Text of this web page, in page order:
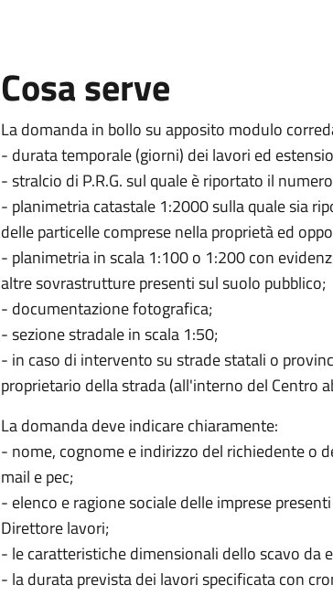
Cosa serve
La domanda in bollo su apposito modulo
- durata temporale (giorni) dei lavori ed
- stralcio di P.R.G. sul quale è riportato il
- planimetria catastale 1:2000 sulla quale sia
delle particelle comprese nella proprietà ed
- planimetria in scala 1:100 o 1:200 con
altre sovrastrutture presenti sul suolo pubblico;
- documentazione fotografica;
- sezione stradale in scala 1:50;
- in caso di intervento su strade statali o
proprietario della strada (all'interno del Centro
La domanda deve indicare chiaramente:
- nome, cognome e indirizzo del richiedente o
mail e pec;
- elenco e ragione sociale delle imprese
Direttore lavori;
- le caratteristiche dimensionali dello scavo da
- la durata prevista dei lavori specificata con